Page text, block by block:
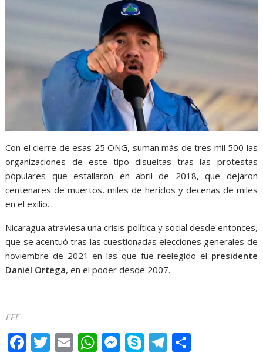
Con el cierre de esas 25 ONG, suman más de tres mil 500 las
organizaciones de este tipo disueltas tras las protestas
populares que estallaron en abril de 2018, que dejaron
centenares de muertos, miles de heridos y decenas de miles
en el exilio.
Nicaragua atraviesa una crisis política y social desde entonces,
que se acentuó tras las cuestionadas elecciones generales de
noviembre de 2021 en las que fue reelegido el presidente
Daniel Ortega, en el poder desde 2007.
EFE
F T E W M S T